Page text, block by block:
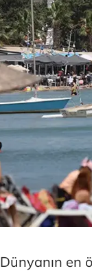
Dünyanın en